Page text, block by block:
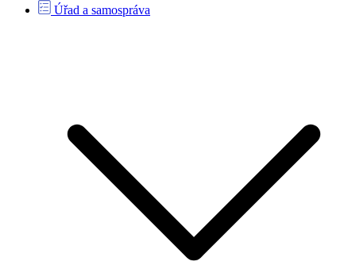
Úřad a samospráva